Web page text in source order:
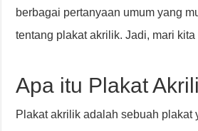
berbagai pertanyaan umum yang
tentang plakat akrilik. Jadi, mari kita
Apa itu Plakat
Plakat akrilik adalah sebuah plakat